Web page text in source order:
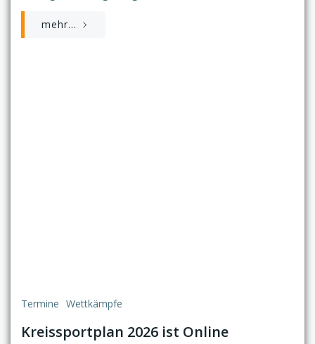
mehr...
Termine Wettkämpfe
Kreissportplan 2026 ist Online